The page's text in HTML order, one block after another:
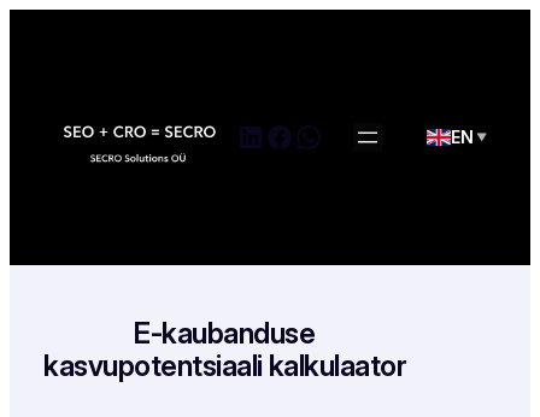
LinkedIn
Facebook
WhatsApp EN ▼
E-kaubanduse
kasvupotentsiaali kalkulaator